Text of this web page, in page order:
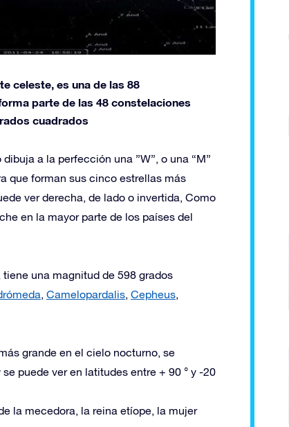
celeste, es una de las 88
parte de las 48 constelaciones
cuadrados
a la perfección una ”W”, o una “M”
que forman sus cinco estrellas más
ver derecha, de lado o invertida, Como
en la mayor parte de los países del
una magnitud de 598 grados
, Camelopardalis, Cepheus,
grande en el cielo nocturno, se
puede ver en latitudes entre + 90 ° y -20
la mecedora, la reina etíope, la mujer